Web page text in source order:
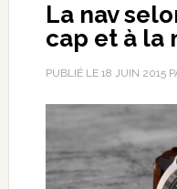
La nav
cap et à la
PUBLIÉ LE 18 JUIN 2015